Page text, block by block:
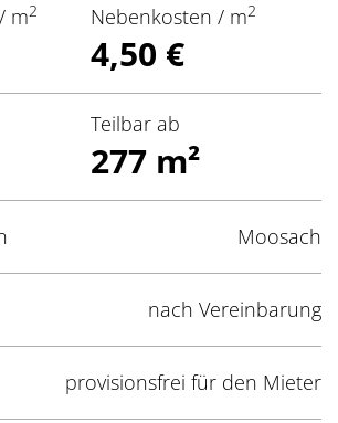
m2 Nebenkosten / m2
4,50 €
Teilbar ab
277 m²
Moosach
nach Vereinbarung
provisionsfrei für den Mieter